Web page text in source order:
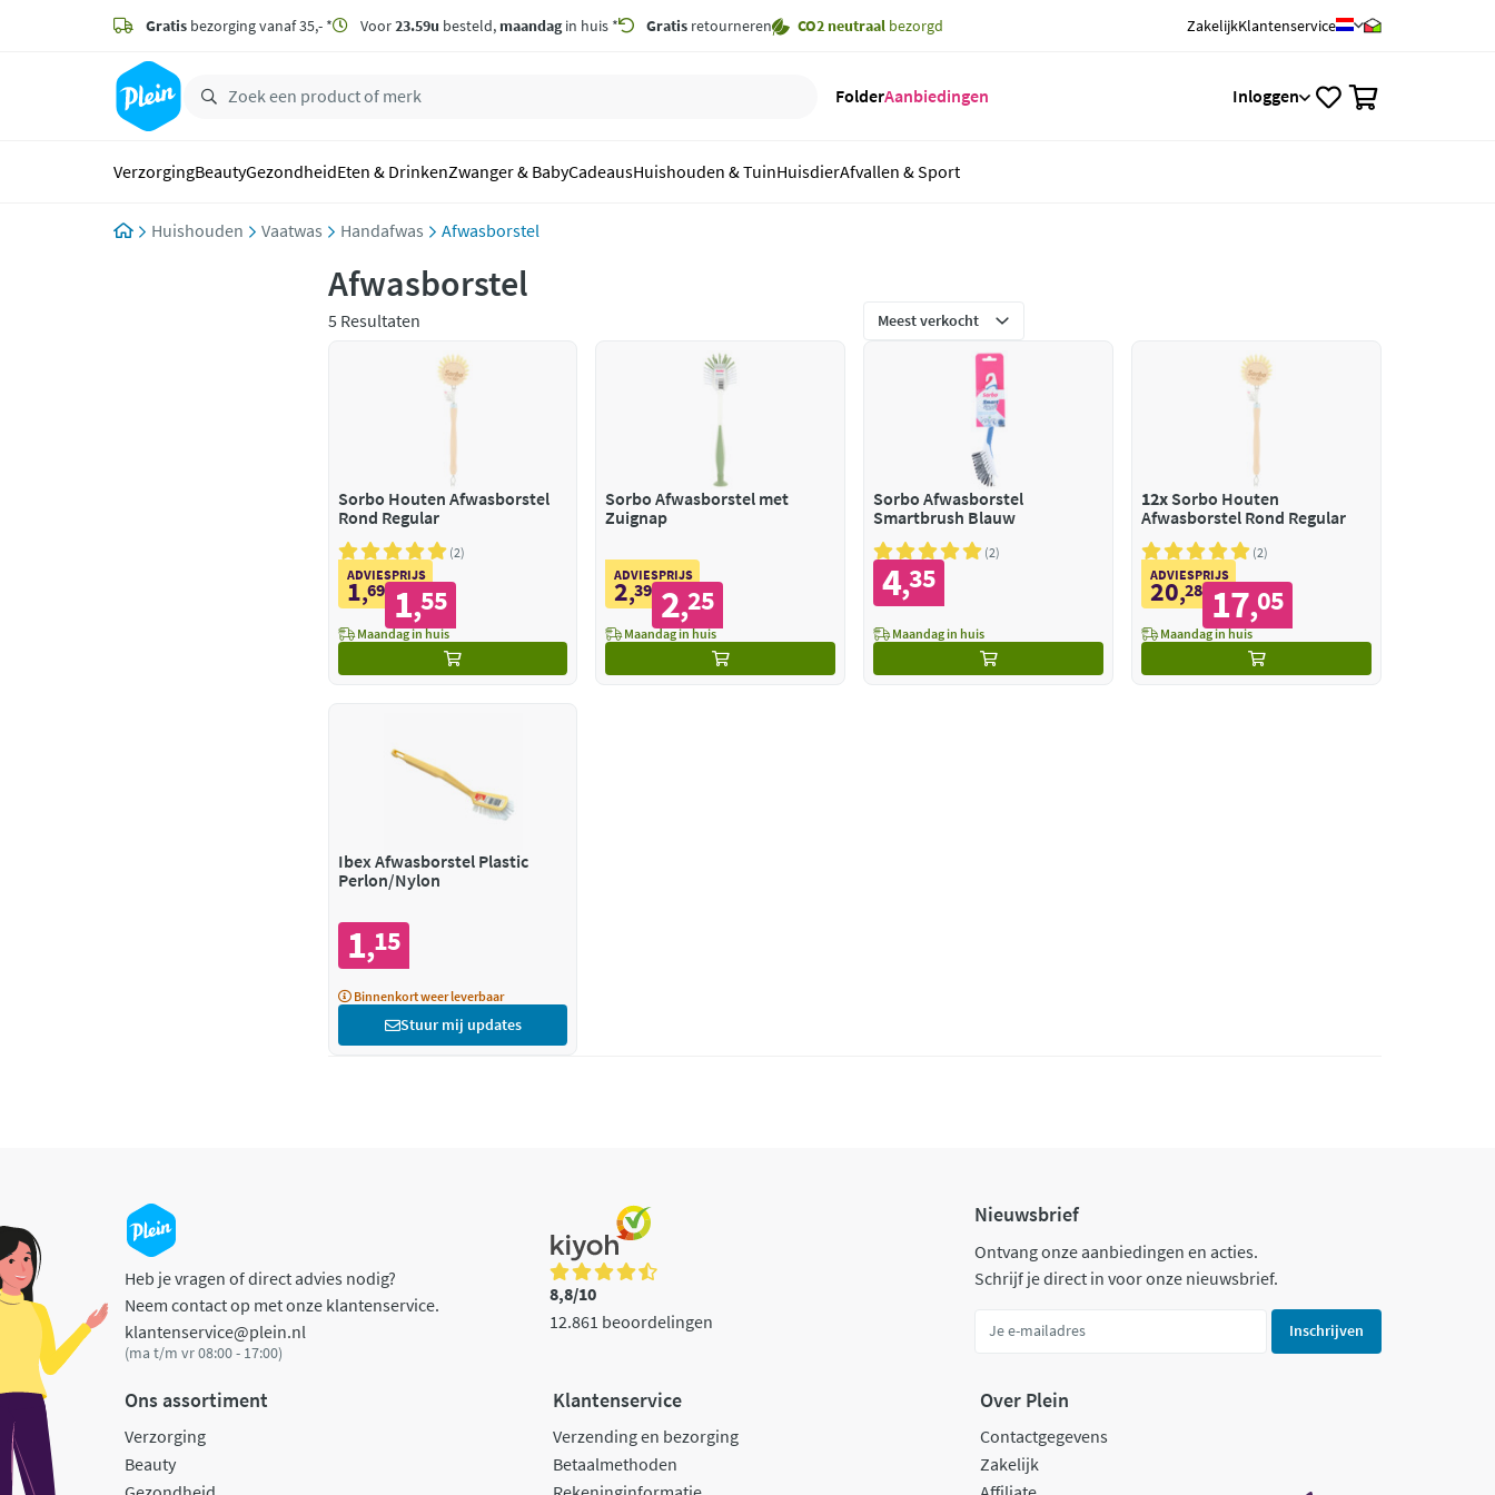
zoeken
hoofdinhoud
Gratis bezorging vanaf 35,- * Voor23.59u besteld, maandagin huis * Gratis retourneren CO2 neutraal bezorgd ZakelijkKlantenservice
FolderAanbiedingen Inloggen
VerzorgingBeautyGezondheidEten & DrinkenZwanger & BabyCadeausHuishouden & TuinHuisdierAfvallen & Sport
Huishouden Vaatwas Handafwas Afwasborstel
Afwasborstel
5 Resultaten
Sorbo Houten Afwasborstel
Rond Regular
2
ADVIESPRIJS
1,69 1,55
Maandag in huis
Sorbo Afwasborstel met
Zuignap
ADVIESPRIJS
2,39 2,25
Maandag in huis
Sorbo Afwasborstel
Smartbrush Blauw
2
4,35
Maandag in huis
12x Sorbo Houten
Afwasborstel Rond Regular
2
ADVIESPRIJS
20,28 17,05
Maandag in huis
Ibex Afwasborstel Plastic
Perlon/Nylon
1,15
Binnenkort weer leverbaar
Stuur mij updates
Heb je vragen of direct advies nodig?
Neem contact op met onze klantenservice.
klantenservice@plein.nl
(ma t/m vr 08:00 - 17:00)
8,8/10
12.861 beoordelingen
Nieuwsbrief
Ontvang onze aanbiedingen en acties.
Schrijf je direct in voor onze nieuwsbrief.
Inschrijven
Ons assortiment
Verzorging
Beauty
Klantenservice
Verzending en bezorging
Betaalmethoden
Over Plein
Contactgegevens
Zakelijk